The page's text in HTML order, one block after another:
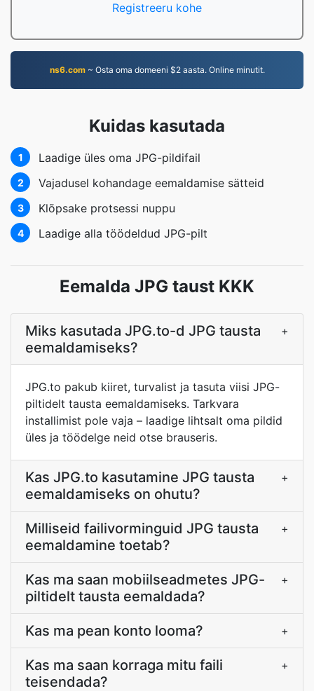
Registreeru kohe
ns6.com~ Osta oma domeeni $2 aasta. Online minutit.
Kuidas kasutada
1 Laadige üles oma JPG-pildifail
2 Vajadusel kohandage eemaldamise sätteid
3 Klõpsake protsessi nuppu
4 Laadige alla töödeldud JPG-pilt
Eemalda JPG taust KKK
Miks kasutada JPG.to-d JPG tausta
eemaldamiseks?
+
JPG.to pakub kiiret, turvalist ja tasuta viisi JPG-
piltidelt tausta eemaldamiseks. Tarkvara
installimist pole vaja – laadige lihtsalt oma pildid
üles ja töödelge neid otse brauseris.
Kas JPG.to kasutamine JPG tausta
eemaldamiseks on ohutu?
+
Milliseid failivorminguid JPG tausta
eemaldamine toetab?
+
Kas ma saan mobiilseadmetes JPG-
piltidelt tausta eemaldada?
+
Kas ma pean konto looma? +
Kas ma saan korraga mitu faili
teisendada?
+